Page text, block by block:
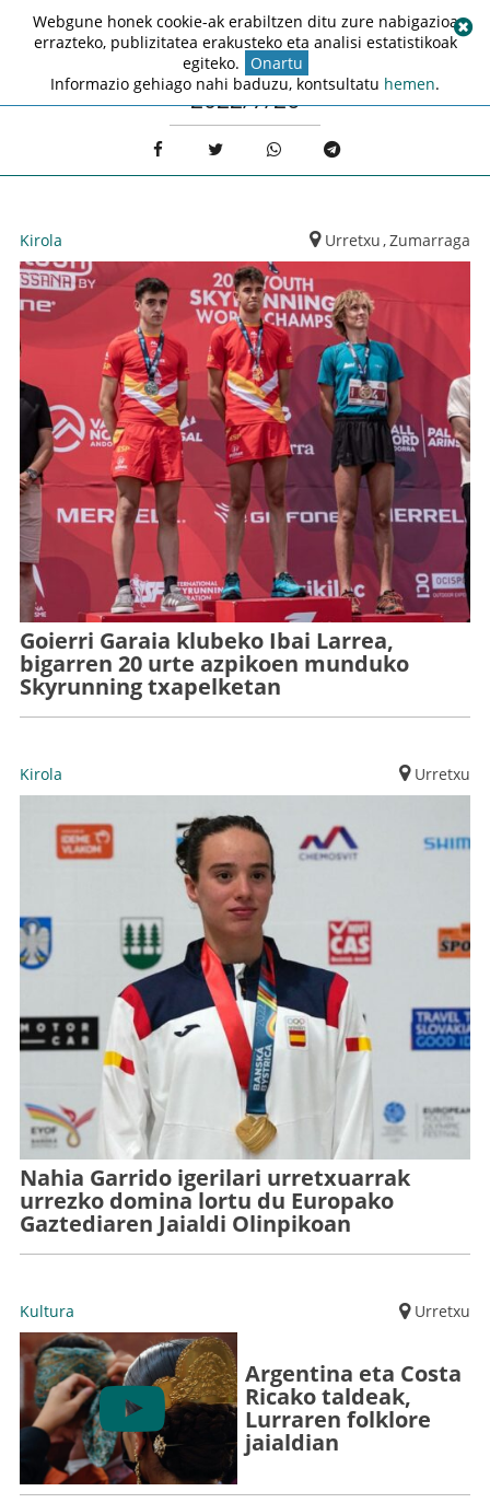
2022/7/26
Kirola Urretxu,Zumarraga
Goierri Garaia klubeko Ibai Larrea,
bigarren 20 urte azpikoen munduko
Skyrunning txapelketan
Kirola Urretxu
Nahia Garrido igerilari urretxuarrak
urrezko domina lortu du Europako
Gaztediaren Jaialdi Olinpikoan
Kultura Urretxu
Argentina eta Costa
Ricako taldeak,
Lurraren folklore
jaialdian
Webgune honek cookie-ak erabiltzen ditu zure nabigazioa
errazteko, publizitatea erakusteko eta analisi estatistikoak
egiteko. Onartu
Informazio gehiago nahi baduzu, kontsultatu hemen.